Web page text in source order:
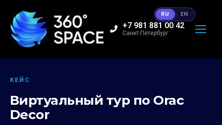
+7 981 881 00 42
Санкт-Петербург
КЕЙС
Виртуальный тур по Orac
Decor
RU EN